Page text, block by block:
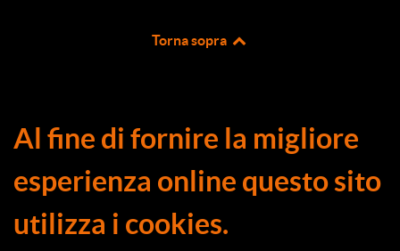
Torna sopra
Al fine di fornire la migliore
esperienza online questo sito
utilizza i cookies.